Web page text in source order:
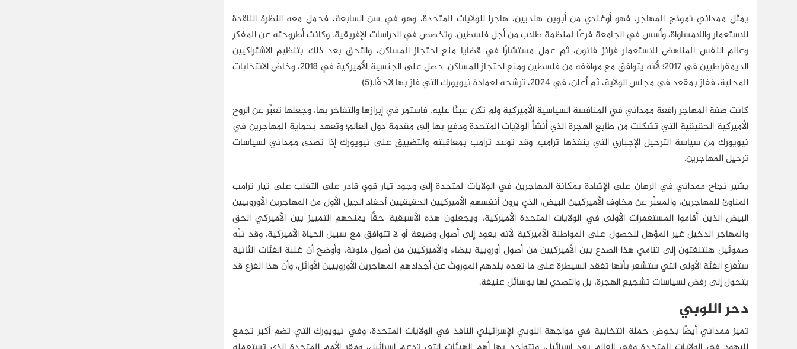
يمثل ممداني نموذج المهاجر، فهو أوغندي من أبوين هنديين، هاجرا للولايات المتحدة، وهو في سن السابعة، فحمل معه النظرة الناقدة
للاستعمار واللامساواة، وأسس في الجامعة فرعًا لمنظمة طلاب من أجل فلسطين، وتخصص في الدراسات الإفريقية، وكانت أطروحته عن المفكر
وعالم النفس المناهض للاستعمار فرانز فانون، ثم عمل مستشارًا في قضايا منع احتجاز المساكن، والتحق بعد ذلك بتنظيم الاشتراكيين
الديمقراطيين في 2017؛ لأنه يتوافق مع مواقفه من فلسطين ومنع احتجاز المساكن. حصل على الجنسية الأميركية في 2018، وخاض الانتخابات
المحلية، ففاز بمقعد في مجلس الولاية، ثم أعلن، في 2024، ترشحه لعمادة نيويورك التي فاز بها لاحقًا.(5)
كانت صفة المهاجر رافعة ممداني في المنافسة السياسية الأميركية ولم تكن عبئًا عليه، فاستمر في إبرازها والتفاخر بها، وجعلها تعبِّر عن الروح
الأميركية الحقيقية التي تشكلت من طابع الهجرة الذي أنشأ الولايات المتحدة ودفع بها إلى مقدمة دول العالم؛ وتعهد بحماية المهاجرين في
نيويورك من سياسة الترحيل الإجباري التي ينفذها ترامب. وقد توعد ترامب بمعاقبته والتضييق على نيويورك إذا تصدى ممداني لسياسات
ترحيل المهاجرين.
يشير نجاح ممداني في الرهان على الإشادة بمكانة المهاجرين في الولايات لمتحدة إلى وجود تيار قوي قادر على التغلب على تيار ترامب
المناوئ للمهاجرين، والمعبِّر عن مخاوف الأميركيين البيض، الذي يرون أنفسهم الأميركيين الحقيقيين أحفاد الجيل الأول من المهاجرين الأوروبيين
البيض الذين أقاموا المستعمرات الأولى في الولايات المتحدة الأميركية، ويجعلون هذه الأسبقية حقًّا يمنحهم التمييز بين الأميركي الحق
والمهاجر الدخيل غير المؤهل للحصول على المواطنة الأميركية لأنه يعود إلى أصول وضيعة أو لا تتوافق مع سبيل الحياة الأميركية. وقد نبَّه
صموئيل هنتنغتون إلى تنامي هذا الصدع بين الأميركيين من أصول أوروبية بيضاء والأميركيين من أصول ملونة، وأوضح أن غلبة الفئات الثانية
ستُفزع الفئة الأولى التي ستشعر بأنها تفقد السيطرة على ما تعده بلدهم الموروث عن أجدادهم المهاجرين الأوروبيين الأوائل، وأن هذا الفزع قد
يتحول إلى رفض لسياسات تشجيع الهجرة، بل والتصدي لها بوسائل عنيفة.
دحر اللوبي
تميز ممداني أيضًا بخوض حملة انتخابية في مواجهة اللوبي الإسرائيلي النافذ في الولايات المتحدة، وفي نيويورك التي تضم أكبر تجمع